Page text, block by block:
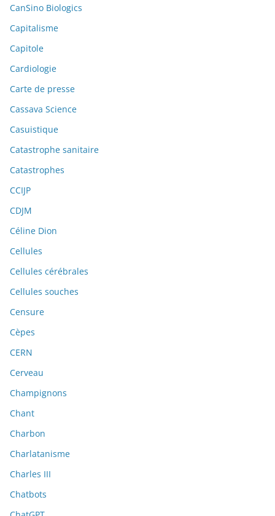
CanSino Biologics
Capitalisme
Capitole
Cardiologie
Carte de presse
Cassava Science
Casuistique
Catastrophe sanitaire
Catastrophes
CCIJP
CDJM
Céline Dion
Cellules
Cellules cérébrales
Cellules souches
Censure
Cèpes
CERN
Cerveau
Champignons
Chant
Charbon
Charlatanisme
Charles III
Chatbots